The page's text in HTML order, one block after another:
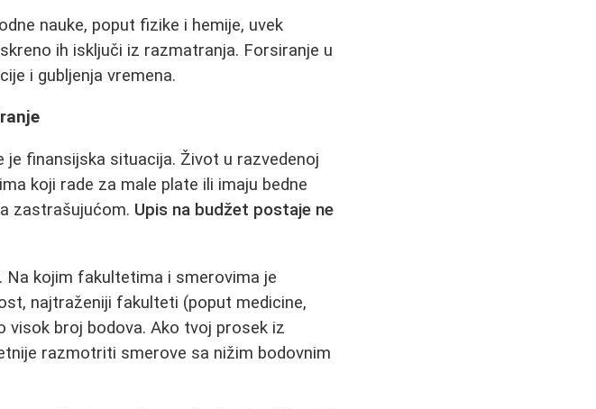
nauke, poput fizike i hemije, uvek
ih isključi iz razmatranja. Forsiranje u
i gubljenja vremena.
finansijska situacija. Život u razvedenoj
koji rade za male plate ili imaju bedne
zastrašujućom. Upis na budžet postaje ne
. Na kojim fakultetima i smerovima je
najtraženiji fakulteti (poput medicine,
visok broj bodova. Ako tvoj prosek iz
razmotriti smerove sa nižim bodovnim